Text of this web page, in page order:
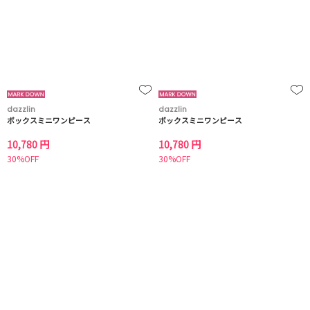
dazzlin
ボックスミニワンピース
10,780 円
30%OFF
dazzlin
ボックスミニワンピース
10,780 円
30%OFF